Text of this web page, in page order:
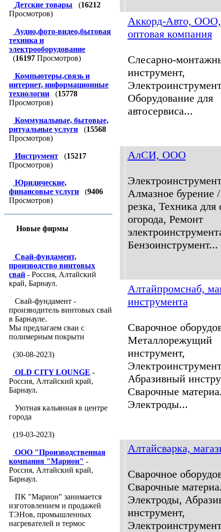
Детские товары (16212
Просмотров)
Аудио,фото-видео,бытовая
техника и
электрооборудование
(16197 Просмотров)
Компьютеры,связь и
интернет, информационные
технологии
(15778
Просмотров)
Коммунальные, бытовые,
ритуальные услуги
(15568
Просмотров)
Инструмент (15217
Просмотров)
Юридические,
финансовые услуги
(9406
Просмотров)
Новые фирмы
Свай-фундамент,
производство винтовых
свай - Россия, Алтайский
край, Барнаул.
Свай-фундамент -
производитель винтовых свай
в Барнауле.
Мы предлагаем сваи с
полимерным покрыти
(30-08-2023)
OLD CITY LOUNGE -
Россия, Алтайский край,
Барнаул.
Уютная кальянная в центре
города
(19-03-2023)
ООО "Производственная
компания "Марион" -
Россия, Алтайский край,
Барнаул.
ПК "Марион" занимается
изготовлением и продажей
ТЭНов, промышленных
нагревателей и термос
Аккорд-Авто, ООО,
оптовая компания
Слесарно-
инструмент,
Оборудование для
автосервиса...
АлСИ, ООО
Алмазное бурение /
резка, Техника для
огорода, Ремонт
Бензоинструмент...
Алтайпромснаб,
инструмента
Сварочное
Металлорежущий
инструмент,
Абразивный
Сварочные
Электроды...
Алтайсварка,
Сварочное
Сварочные
Электроды,
инструмент,